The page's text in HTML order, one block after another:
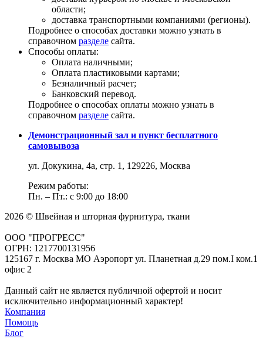
области;
доставка транспортными компаниями (регионы).
Подробнее о способах доставки можно узнать в
справочном разделе сайта.
Способы оплаты:
Оплата наличными;
Оплата пластиковыми картами;
Безналичный расчет;
Банковский перевод.
Подробнее о способах оплаты можно узнать в
справочном разделе сайта.
Демонстрационный зал и пункт бесплатного
самовывоза
ул. Докукина, 4а, стр. 1, 129226, Москва
Режим работы:
Пн. – Пт.: с 9:00 до 18:00
2026 © Швейная и шторная фурнитура, ткани
ООО "ПРОГРЕСС"
ОГРН: 1217700131956
125167 г. Москва МО Аэропорт ул. Планетная д.29 пом.I ком.1
офис 2
Данный сайт не является публичной офертой и носит
исключительно информационный характер!
Компания
Помощь
Блог